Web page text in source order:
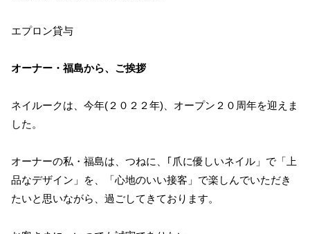
エプロン貸与
オーナー・福島から、ご挨拶
ネイルークは、今年(２０２２年)、オープン２０周年を迎えま
した。
オーナーの私・福島は、つねに、｢爪に優しいネイル」で「上
品なデザイン」を、「心地のいい接客」で楽しんでいただき
たいと思いながら、過ごしてきております。